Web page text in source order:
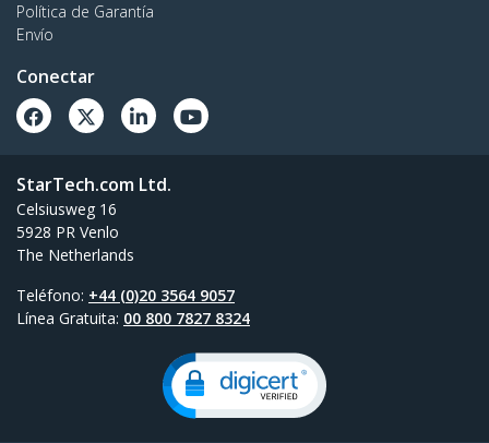
Política de Garantía
Envío
Conectar
StarTech.com Ltd.
Celsiusweg 16
5928 PR Venlo
The Netherlands
Teléfono: +44 (0)20 3564 9057
Línea Gratuita: 00 800 7827 8324